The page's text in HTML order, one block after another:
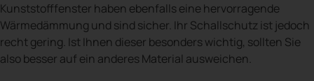
Kunststofffenster haben ebenfalls eine hervorragende
Wärmedämmung und sind sicher. Ihr Schallschutz ist jedoch
recht gering. Ist Ihnen dieser besonders wichtig, sollten Sie
also besser auf ein anderes Material ausweichen.